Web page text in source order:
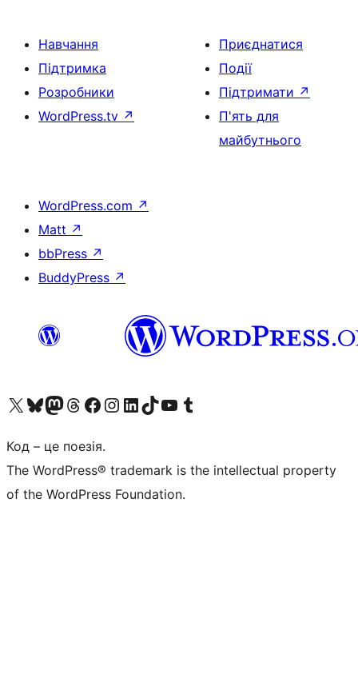
Навчання
Підтримка
Розробники
WordPress.tv ↗
Приєднатися
Події
Підтримати ↗
П'ять для
майбутнього
WordPress.com ↗
Matt ↗
bbPress ↗
BuddyPress ↗
Visit our X (formerly Twitter) account
Visit our Bluesky account
Завітайте до нашої стрічки в Mastodon
Visit our Threads account
Завітайте на нашу сторінку в Facebook
Visit our Instagram account
Visit our LinkedIn account
Visit our TikTok account
Visit our YouTube channel
Visit our Tumblr account
Код – це поезія.
The WordPress® trademark is the intellectual property
of the WordPress Foundation.